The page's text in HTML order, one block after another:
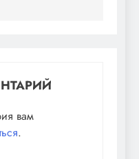
вам
.